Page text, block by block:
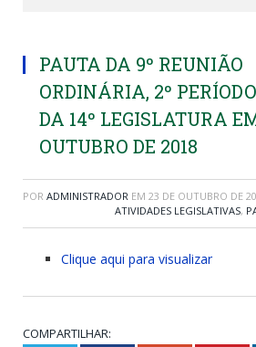
PAUTA DA 9º REUNIÃO
ORDINÁRIA, 2º
DA 14º LEGISLATURA
OUTUBRO DE 2018
POR ADMINISTRADOR EM 23 DE OUTUBRO DE
ATIVIDADES LEGISLATIVAS,
Clique aqui para visualizar
COMPARTILHAR: